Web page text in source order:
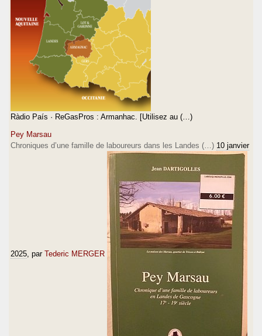
Ràdio País · ReGasPros : Armanhac. [Utilisez au (…)
Pey Marsau
Chroniques d’une famille de laboureurs dans les Landes (…) 10 janvier
2025 , par Tederic MERGER